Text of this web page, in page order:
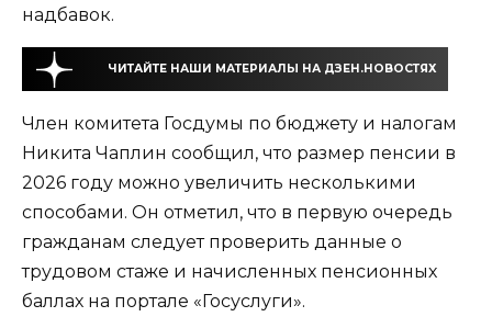
надбавок.
ЧИТАЙТЕ НАШИ МАТЕРИАЛЫ НА ДЗЕН.НОВОСТЯХ
Член комитета Госдумы по бюджету и налогам
Никита Чаплин сообщил, что размер пенсии в
2026 году можно увеличить несколькими
способами. Он отметил, что в первую очередь
гражданам следует проверить данные о
трудовом стаже и начисленных пенсионных
баллах на портале «Госуслуги».